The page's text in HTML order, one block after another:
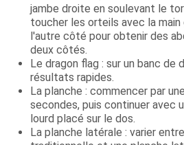
jambe droite en soulevant le
toucher les orteils avec la main
l'autre côté pour obtenir des
deux côtés.
Le dragon flag : sur un banc de
résultats rapides.
La planche : commencer par
secondes, puis continuer avec
lourd placé sur le dos.
La planche latérale : varier